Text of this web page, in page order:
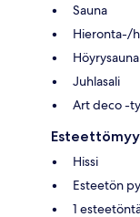
Sauna
Hieronta-/
Höyrysauna
Juhlasali
Art deco -
Hissi
Esteetön
1